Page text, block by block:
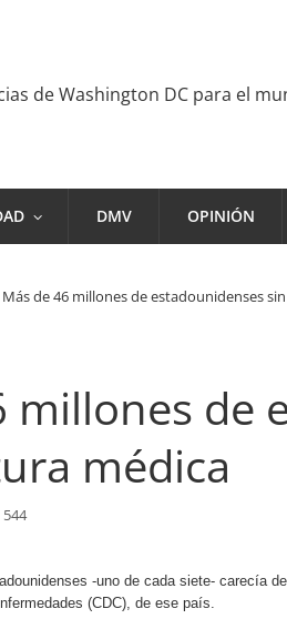
de Washington DC para el
DMV OPINIÓN
Más de 46 millones de estadounidenses
millones de
médica
544
-uno de cada siete- carecía
(CDC), de ese país.